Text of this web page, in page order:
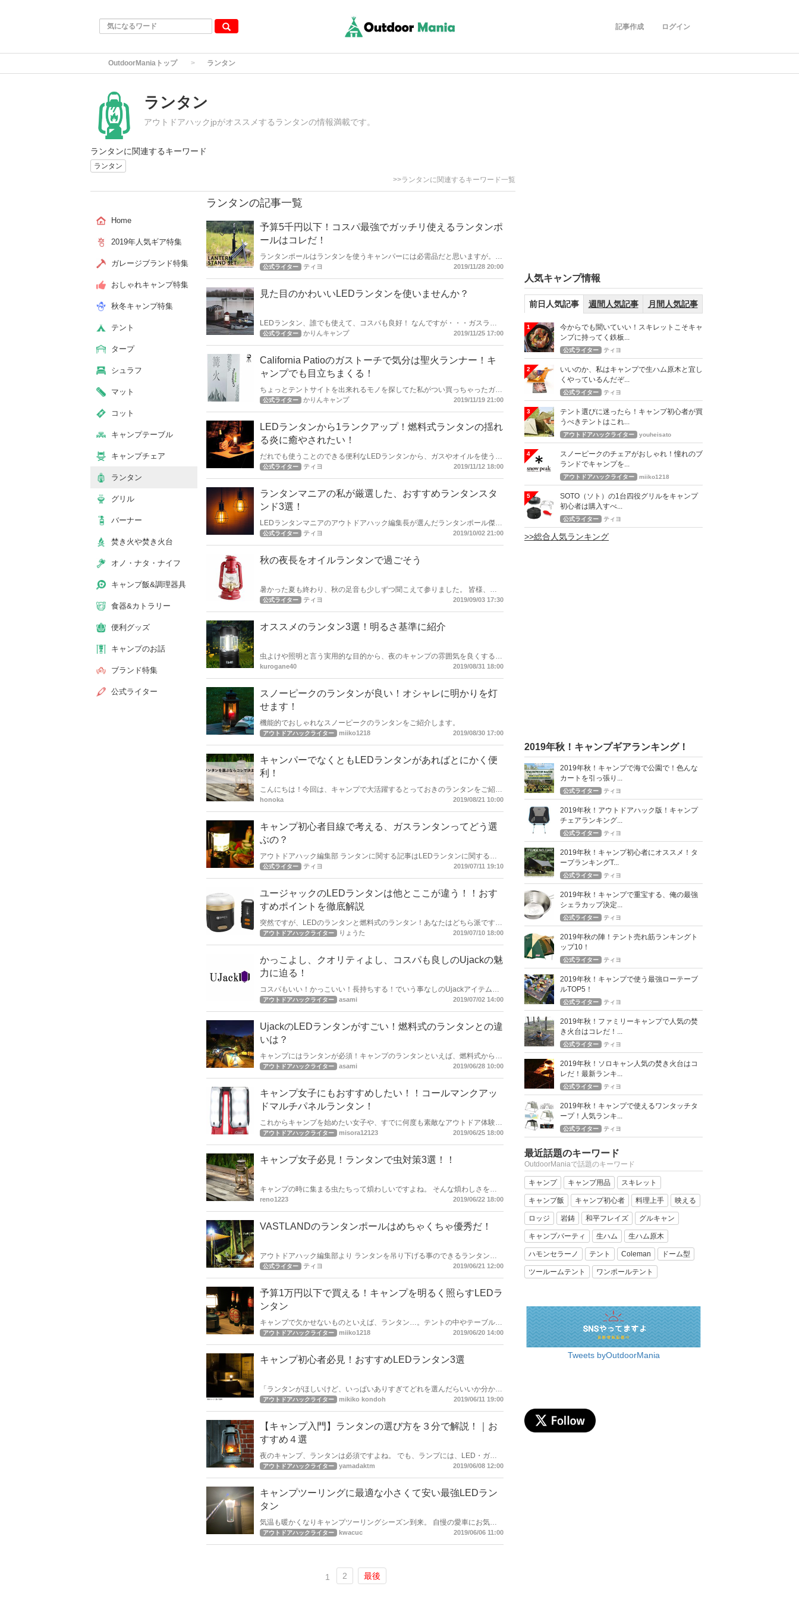
記事作成 ログイン
OutdoorManiaトップ ランタン
ランタン
アウトドアハックjpがオススメするランタンの情報満載です。
ランタンに関連するキーワード
ランタン
>>ランタンに関連するキーワード一覧
Home
2019年人気ギア特集
ガレージブランド特集
おしゃれキャンプ特集
秋冬キャンプ特集
テント
タープ
シュラフ
マット
コット
キャンプテーブル
キャンプチェア
ランタン
グリル
バーナー
焚き火や焚き火台
オノ・ナタ・ナイフ
キャンプ飯&調理器具
食器&カトラリー
便利グッズ
キャンプのお話
ブランド特集
公式ライター
ランタンの記事一覧
予算5千円以下！コスパ最強でガッチリ使えるランタンポ
ールはコレだ！
ランタンポールはランタンを使うキャンパーには必需品だと思いますが。
あれもこれも色々あっていざチョイスしようと思うと大変。 ランタンマニ
公式ライター ティヨ 2019/11/28 20:00
見た目のかわいいLEDランタンを使いませんか？
LEDランタン、誰でも使えて、コスパも良好！ なんですが・・・ガスラン
タンやオイルランタンに比べるとどーもデザインが 無機質というか、メカ
公式ライター かりんキャンプ 2019/11/25 17:00
California Patioのガストーチで気分は聖火ランナー！キ
ャンプでも目立ちまくる！
ちょっとテントサイトを出来れるモノを探してた私がつい買っちゃったガス
トーチというかランタンを紹介したいとおもいます！ California Patio（カ
公式ライター かりんキャンプ 2019/11/19 21:00
LEDランタンから1ランクアップ！燃料式ランタンの揺れ
る炎に癒やされたい！
だれでも使うことのできる便利なLEDランタンから、ガスやオイルを使う燃
料式ランタンを使って見ませんか？ 今回は燃料式ランタンの中でも比較的
公式ライター ティヨ 2019/11/12 18:00
ランタンマニアの私が厳選した、おすすめランタンスタ
ンド3選！
LEDランタンマニアのアウトドアハック編集長が選んだランタンポール傑作
選！ 2019年秋のランキングを発表します。
公式ライター ティヨ 2019/10/02 21:00
秋の夜長をオイルランタンで過ごそう
暑かった夏も終わり、秋の足音も少しずつ聞こえて参りました。 皆様、秋
キャンプの用意は順調でしょうか？ 秋の夜長、お月さまもいいですが、オ
公式ライター ティヨ 2019/09/03 17:30
オススメのランタン3選！明るさ基準に紹介
虫よけや照明と言う実用的な目的から、夜のキャンプの雰囲気を良くするな
どの幅広い分野で役に立つランタン。 今回は、そんなキャンプの雰囲気を
kurogane40 2019/08/31 18:00
スノーピークのランタンが良い！オシャレに明かりを灯
せます！
機能的でおしゃれなスノーピークのランタンをご紹介します。
アウトドアハックライター miiko1218 2019/08/30 17:00
キャンパーでなくともLEDランタンがあればとにかく便
利！
こんにちは！今回は、キャンプで大活躍するとっておきのランタンをご紹介
します。 特に はじめてキャンプをされる初心者の方！ キャンプの準備をし
honoka 2019/08/21 10:00
キャンプ初心者目線で考える、ガスランタンってどう選
ぶの？
アウトドアハック編集部 ランタンに関する記事はLEDランタンに関する記
事が多かったのですがご要望にお答えして燃料式ランタンの記事も今後はど
公式ライター ティヨ 2019/07/11 19:10
ユージャックのLEDランタンは他とここが違う！！おす
すめポイントを徹底解説
突然ですが、LEDのランタンと燃料式のランタン！あなたはどちら派です
か？それぞれいいところがあり、こだわりが出てくるのがランタンですよ
ぜひ、記事をチェックしてみてくださいね。
アウトドアハックライター りょうた 2019/07/10 18:00
かっこよし、クオリティよし、コスパも良しのUjackの魅
力に迫る！
コスパもいい！かっこいい！長持ちする！でいう事なしのUjackアイテムを
皆さんに知ってほしい、使ってほしい。 そこで今回はアウトドアブランド
アウトドアハックライター asami 2019/07/02 14:00
UjackのLEDランタンがすごい！燃料式のランタンとの違
いは？
キャンプにはランタンが必須！キャンプのランタンといえば、燃料式から乾
電池式に変わり、最近までは乾電池式ランタンが主流でした。 しかし近年
アウトドアハックライター asami 2019/06/28 10:00
キャンプ女子にもおすすめしたい！！コールマンクアッ
ドマルチパネルランタン！
これからキャンプを始めたい女子や、すでに何度も素敵なアウトドア体験を
しているキャンプ女子にも、是非おすすめしたいLEDランタン！ 現代にお
アウトドアハックライター misora12123 2019/06/25 18:00
キャンプ女子必見！ランタンで虫対策3選！！
キャンプの時に集まる虫たちって煩わしいですよね。 そんな煩わしさをラ
ンタンを使って取り除く方法を紹介します。
reno1223 2019/06/22 18:00
VASTLANDのランタンポールはめちゃくちゃ優秀だ！
アウトドアハック編集部より ランタンを吊り下げる事のできるランタンポ
ールはキャンプの夜には必需品です。 LEDランタン大好きな筆者がこだわ
公式ライター ティヨ 2019/06/21 12:00
予算1万円以下で買える！キャンプを明るく照らすLEDラ
ンタン
キャンプで欠かせないものといえば、ランタン…。テントの中やテーブルを
照らしてくれるランタンは、キャンプの必需品です。 今回は、1万円以下で
アウトドアハックライター miiko1218 2019/06/20 14:00
キャンプ初心者必見！おすすめLEDランタン3選
「ランタンがほしいけど、いっぱいありすぎてどれを選んだらいいか分から
ない・・・！」とお悩みの方。どのランタンを選べばいいのか最初の内は分
アウトドアハックライター mikiko kondoh 2019/06/11 19:00
【キャンプ入門】ランタンの選び方を３分で解説！｜お
すすめ４選
夜のキャンプ、ランタンは必須ですよね。 でも、ランプには、LED・ガ
ス・ガソリンなど様々なタイプがあり、どれを選んだら良いのか迷ってしま
きく変わりますので、自分の好みに合わせたものを購入し、より一層楽しい
夜にしていきましょう！
アウトドアハックライター yamadaktm 2019/06/08 12:00
キャンプツーリングに最適な小さくて安い最強LEDラン
タン
気温も暖かくなりキャンプツーリングシーズン到来。 自慢の愛車にお気に
入りのキャンプ道具を積載し、仲間、またはソロでツーリングとキャンプが
キャンプツーリングに適したランタンをご紹介します。 「安い・小さい・
明るい」控えめに言って、最強です！
アウトドアハックライター kwacuc 2019/06/06 11:00
1 2 最後
人気キャンプ情報
前日人気記事 週間人気記事 月間人気記事
1
今からでも聞いていい！スキレットこそキャ
ンプに持ってく鉄板...
公式ライター ティヨ
2
いいのか、私はキャンプで生ハム原木と宜し
くやっているんだぞ...
公式ライター ティヨ
3
テント選びに迷ったら！キャンプ初心者が買
うべきテントはこれ...
アウトドアハックライター youheisato
4
スノーピークのチェアがおしゃれ！憧れのブ
ランドでキャンプを...
アウトドアハックライター miiko1218
5
SOTO（ソト）の1台四役グリルをキャンプ
初心者は購入すべ...
公式ライター ティヨ
>>総合人気ランキング
2019年秋！キャンプギアランキング！
2019年秋！キャンプで海で公園で！色んな
カートを引っ張り...
公式ライター ティヨ
2019年秋！アウトドアハック版！キャンプ
チェアランキング...
公式ライター ティヨ
2019年秋！キャンプ初心者にオススメ！タ
ープランキングT...
公式ライター ティヨ
2019年秋！キャンプで重宝する、俺の最強
シェラカップ決定...
公式ライター ティヨ
2019年秋の陣！テント売れ筋ランキングト
ップ10！
公式ライター ティヨ
2019年秋！キャンプで使う最強ローテーブ
ルTOP5！
公式ライター ティヨ
2019年秋！ファミリーキャンプで人気の焚
き火台はコレだ！...
公式ライター ティヨ
2019年秋！ソロキャン人気の焚き火台はコ
レだ！最新ランキ...
公式ライター ティヨ
2019年秋！キャンプで使えるワンタッチタ
ープ！人気ランキ...
公式ライター ティヨ
最近話題のキーワード
OutdoorManiaで話題のキーワード
キャンプ キャンプ用品 スキレット
キャンプ飯 キャンプ初心者 料理上手 映える
ロッジ 岩鋳 和平フレイズ グルキャン
キャンプパーティ 生ハム 生ハム原木
ハモンセラーノ テント Coleman ドーム型
ツールームテント ワンポールテント
Tweets byOutdoorMania